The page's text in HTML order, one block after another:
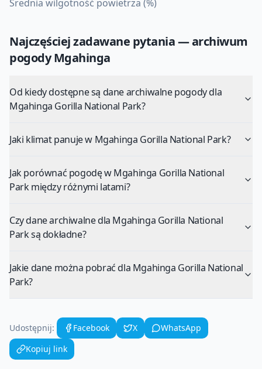
Średnia wilgotność powietrza (%)
Najczęściej zadawane pytania — archiwum
pogodyMgahinga
Od kiedy dostępne są dane archiwalne pogody dla
Mgahinga Gorilla National Park?
Jaki klimat panuje w Mgahinga Gorilla National Park?
Jak porównać pogodę w Mgahinga Gorilla National
Park między różnymi latami?
Czy dane archiwalne dla Mgahinga Gorilla National
Park są dokładne?
Jakie dane można pobrać dla Mgahinga Gorilla National
Park?
Udostępnij: Facebook X
WhatsApp
Kopiuj link